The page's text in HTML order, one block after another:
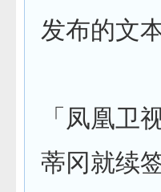
发布的文
「凤凰卫
蒂冈就续